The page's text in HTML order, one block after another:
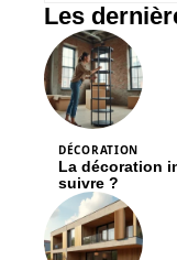
Les
DÉCORATION
La décoration
suivre ?